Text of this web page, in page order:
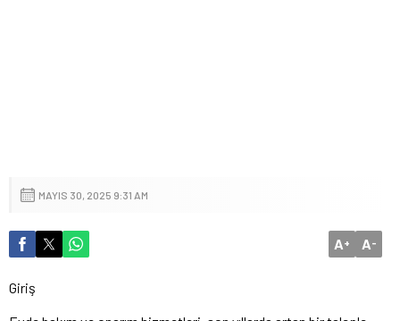
MAYIS 30, 2025 9:31 AM
A+ A-
Giriş